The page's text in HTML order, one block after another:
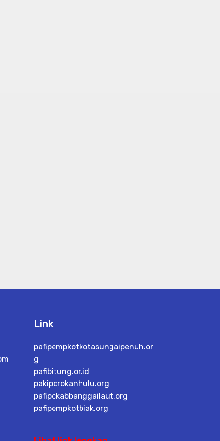
Link
pafipempkotkotasungaipenuh.or
g
pafibitung.or.id
pakipcrokanhulu.org
pafipckabbanggailaut.org
pafipempkotbiak.org